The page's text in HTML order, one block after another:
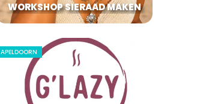
WORKSHOP SIERAAD MAKEN
APELDOORN